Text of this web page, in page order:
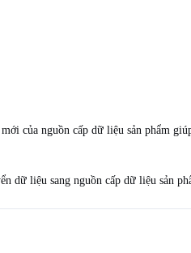
mới của nguồn cấp dữ liệu sản phẩm
dữ liệu sang nguồn cấp dữ liệu sản